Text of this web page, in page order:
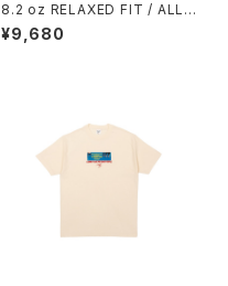
8.2 oz RELAXED FIT / ALL
WE DO TEE (HEATHER GRE
Y)
¥9,680